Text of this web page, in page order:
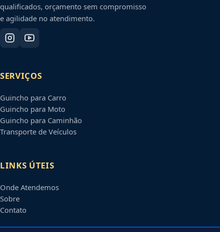
qualificados, orçamento sem compromisso
e agilidade no atendimento.
SERVIÇOS
Guincho para Carro
Guincho para Moto
Guincho para Caminhão
Transporte de Veículos
LINKS ÚTEIS
Onde Atendemos
Sobre
Contato